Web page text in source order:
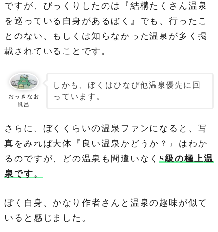
ですが、びっくりしたのは『結構たくさん温泉
を巡っている自身があるぼく』でも、行ったこ
とのない、もしくは知らなかった温泉が多く掲
載されていることです。
おっきなお
風呂
しかも、ぼくはひなび他温泉優先に回
っています。
さらに、ぼくくらいの温泉ファンになると、写
真をみれば大体『良い温泉かどうか？』はわか
るのですが、どの温泉も間違いなく S級の極上温
泉です。
ぼく自身、かなり作者さんと温泉の趣味が似て
いると感じました。